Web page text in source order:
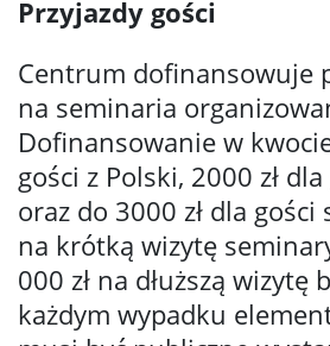
Przyjazdy gości
Centrum dofinansowuje
na seminaria
Dofinansowanie w
gości z Polski, 2000 zł
oraz do 3000 zł dla gości
na krótką wizytę
000 zł na dłuższą wizytę
każdym wypadku